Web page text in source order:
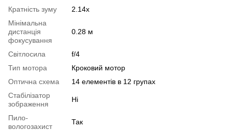
Кратність зуму
2.14x
Мінімальна
дистанція
фокусування
0.28 м
Світлосила
f/4
Тип мотора
Кроковий мотор
Оптична схема
14 елементів в 12 групах
Стабілізатор
зображення
Ні
Пило-
вологозахист
Так